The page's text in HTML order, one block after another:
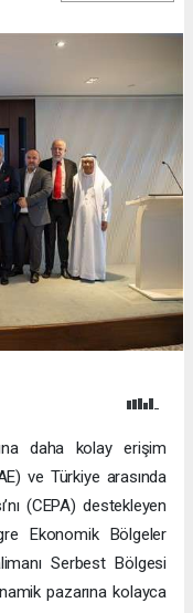
daha kolay erişim
ve Türkiye arasında
(CEPA) destekleyen
Ekonomik Bölgeler
Serbest Bölgesi
pazarına kolayca